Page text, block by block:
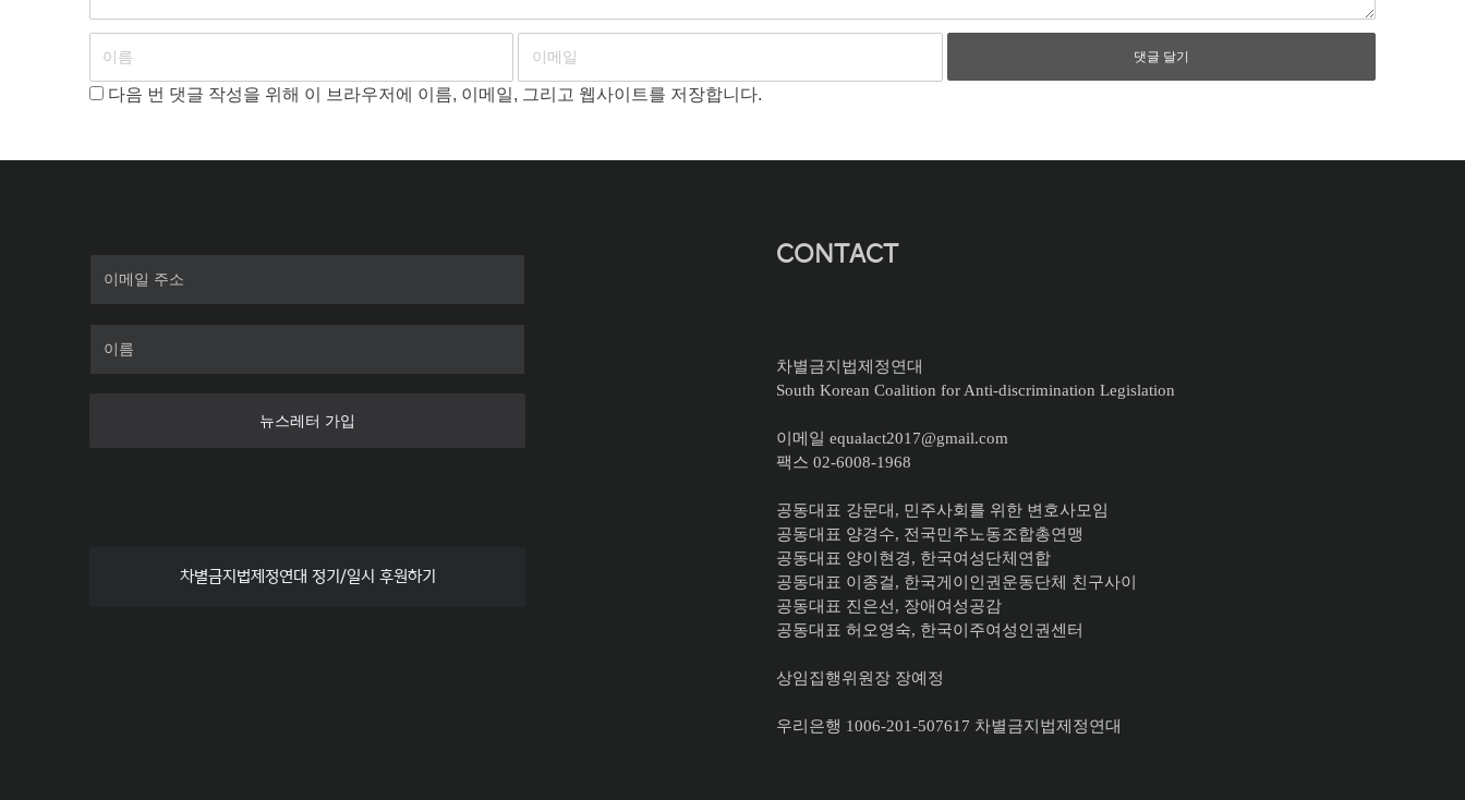
다음 번 댓글 작성을 위해 이 브라우저에 이름, 이메일, 그리고 웹사이트를 저장합니다.
뉴스레터 가입
차별금지법제정연대 정기/일시 후원하기
CONTACT
차별금지법제정연대
South Korean Coalition for Anti-discrimination Legislation
이메일 equalact2017@gmail.com
팩스 02-6008-1968
공동대표 강문대, 민주사회를 위한 변호사모임
공동대표 양경수, 전국민주노동조합총연맹
공동대표 양이현경, 한국여성단체연합
공동대표 이종걸, 한국게이인권운동단체 친구사이
공동대표 진은선, 장애여성공감
공동대표 허오영숙, 한국이주여성인권센터
상임집행위원장 장예정
우리은행 1006-201-507617 차별금지법제정연대